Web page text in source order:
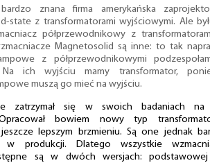
znana firma amerykańska
state z transformatorami wyjściowymi. Ale
półprzewodnikowy z
Magnetosolid są inne: to tak
z półprzewodnikowymi
ich wyjściu mamy transformator,
muszą go mieć na wyjściu.
zatrzymał się w swoich badaniach na
bowiem nowy typ
lepszym brzmieniu. Są one jednak
w produkcji. Dlatego wszystkie
są w dwóch wersjach: